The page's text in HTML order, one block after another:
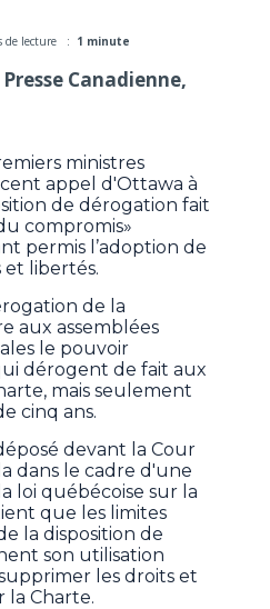
de lecture : 1 minute
Canadienne,
ministres
appel d'Ottawa à
de dérogation fait
compromis»
permis l’adoption de
et libertés.
de la
aux assemblées
le pouvoir
dérogent de fait aux
mais seulement
cinq ans.
devant la Cour
dans le cadre d'une
loi québécoise sur la
que les limites
la disposition de
son utilisation
les droits et
la Charte.